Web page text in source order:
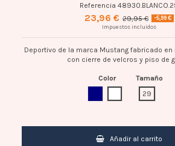
Referencia
23,96 € 29,95 € -5,99 €
Impuestos incluidos
Deportivo de la marca Mustang fabricado
con cierre de velcros y piso de
Color
Tamaño
29
Añadir al carrito